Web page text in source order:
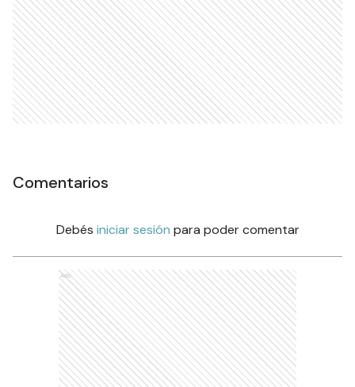
Comentarios
Debés iniciar sesión para poder comentar
Ads